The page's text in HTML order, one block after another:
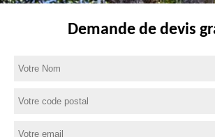
Demande de devis